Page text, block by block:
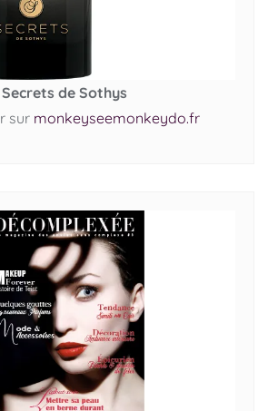
Secrets de Sothys
sur monkeyseemonkeydo.fr